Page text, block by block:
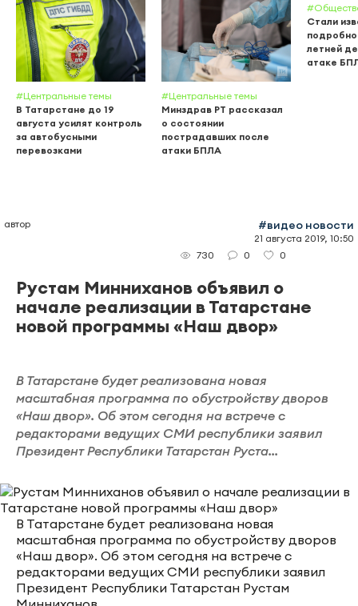
#Центральные темы
В Татарстане до 19
августа усилят контроль
за автобусными
перевозками
#Центральные темы
Минздрав РТ рассказал
о состоянии
пострадавших после
атаки БПЛА
Стали
летней
атаке
автор #видео новости
21 августа 2019, 10:50
730
0 0
Рустам Минниханов объявил о
начале реализации в Татарстане
новой программы «Наш двор»
В Татарстане будет реализована новая
масштабная программа по обустройству дворов
«Наш двор». Об этом сегодня на встрече с
редакторами ведущих СМИ республики заявил
Президент Республики Татарстан Руста...
В Татарстане будет реализована новая
масштабная программа по обустройству дворов
«Наш двор». Об этом сегодня на встрече с
редакторами ведущих СМИ республики заявил
Президент Республики Татарстан Рустам